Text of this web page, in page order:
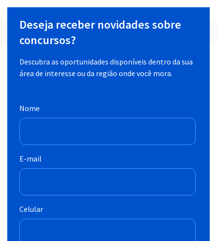
Deseja receber novidades sobre
concursos?
Descubra as oportunidades disponíveis dentro da sua
área de interesse ou da região onde você mora.
Nome
E-mail
Celular